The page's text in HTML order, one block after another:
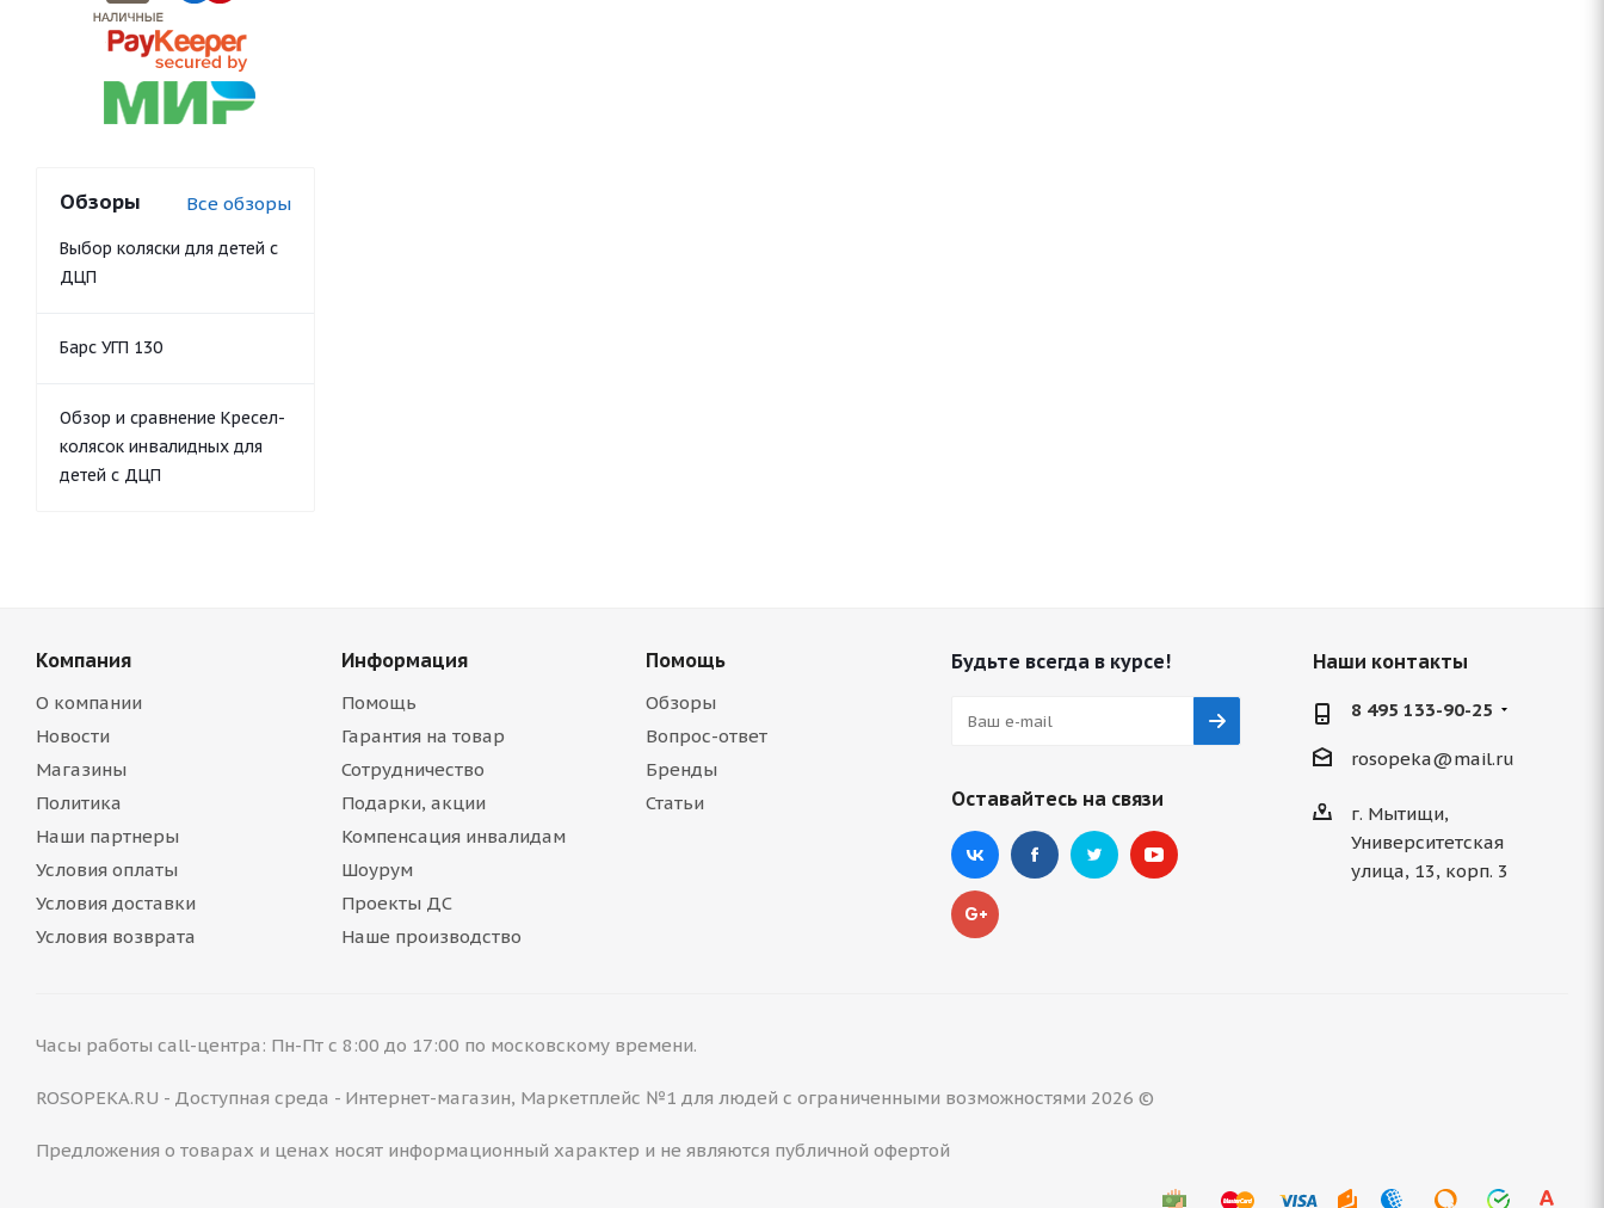
Обзоры Все обзоры
Выбор коляски для детей с
ДЦП
Барс УГП 130
Обзор и сравнение Кресел-
колясок инвалидных для
детей с ДЦП
Компания
О компании
Новости
Магазины
Политика
Наши партнеры
Условия оплаты
Условия доставки
Условия возврата
Информация
Помощь
Гарантия на товар
Сотрудничество
Подарки, акции
Компенсация инвалидам
Шоурум
Проекты ДС
Наше производство
Помощь
Обзоры
Вопрос-ответ
Бренды
Статьи
Будьте всегда в курсе!
Оставайтесь на связи
Наши контакты
8 495 133-90-25
rosopeka@mail.ru
г. Мытищи,
Университетская
улица, 13, корп. 3
Часы работы call-центра: Пн-Пт с 8:00 до 17:00 по московскому времени.
ROSOPEKA.RU - Доступная среда - Интернет-магазин, Маркетплейс №1 для людей с ограниченными возможностями 2026 ©
Предложения о товарах и ценах носят информационный характер и не являются публичной офертой